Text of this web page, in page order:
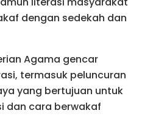
dengan sedekah dan
Agama gencar
termasuk peluncuran
yang bertujuan untuk
dan cara berwakaf